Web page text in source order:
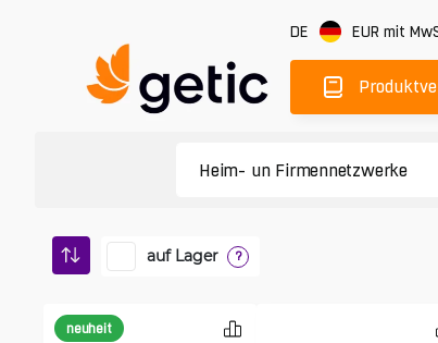
DE EUR mit
auf Lager ?
neuheit